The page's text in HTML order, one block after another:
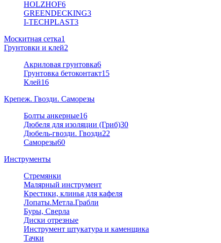
HOLZHOF6
GREENDECKING3
I-TECHPLAST3
Москитная сетка1
Грунтовки и клей2
Акриловая грунтовка6
Грунтовка бетоконтакт15
Клей16
Крепеж. Гвозди. Саморезы
Болты анкерные16
Дюбеля для изоляции (Гриб)30
Дюбель-гвозди. Гвозди22
Саморезы60
Инструменты
Стремянки
Малярный инструмент
Крестики, клинья для кафеля
Лопаты.Метла.Грабли
Буры, Сверла
Диски отрезные
Инструмент штукатура и каменщика
Тачки